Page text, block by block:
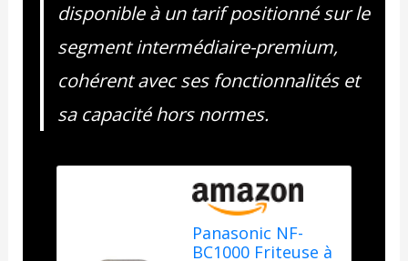
disponible à un tarif positionné sur le
segment intermédiaire-premium,
cohérent avec ses fonctionnalités et
sa capacité hors normes.
Panasonic NF-
BC1000 Friteuse à